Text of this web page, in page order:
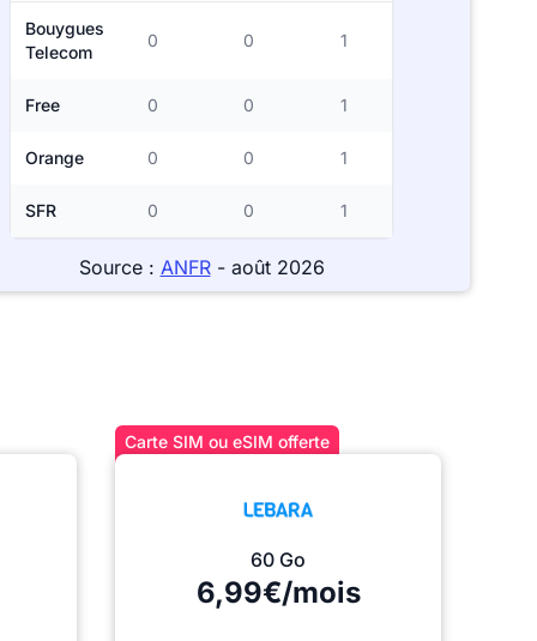
Bouygues
Telecom
0 0 1
Free 0 0 1
Orange 0 0 1
SFR 0 0 1
Source : ANFR- août 2026
Carte SIM ou eSIM offerte
60 Go
6,99€/mois